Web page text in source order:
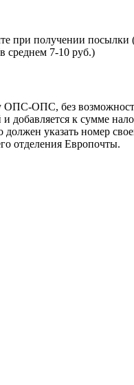
при получении посылки
среднем 7-10 руб.)
ОПС-ОПС, без
добавляется к сумме
указать номер
отделения Европочты.